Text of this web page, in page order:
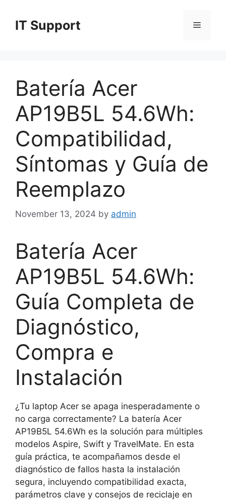
contentIT Support Menu
Batería Acer
AP19B5L 54.6Wh:
Compatibilidad,
Síntomas y Guía de
Reemplazo
November 13, 2024 by admin
Batería Acer
AP19B5L 54.6Wh:
Guía Completa de
Diagnóstico,
Compra e
Instalación
¿Tu laptop Acer se apaga inesperadamente o
no carga correctamente? La batería Acer
AP19B5L 54.6Wh es la solución para múltiples
modelos Aspire, Swift y TravelMate. En esta
guía práctica, te acompañamos desde el
diagnóstico de fallos hasta la instalación
segura, incluyendo compatibilidad exacta,
parámetros clave y consejos de reciclaje en